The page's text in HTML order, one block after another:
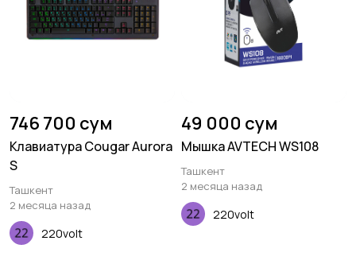
746 700 сум
Клавиатура Cougar Aurora
S
Ташкент
2 месяца назад
220volt
49 000 сум
Мышка AVTECH WS108
Ташкент
2 месяца назад
220volt